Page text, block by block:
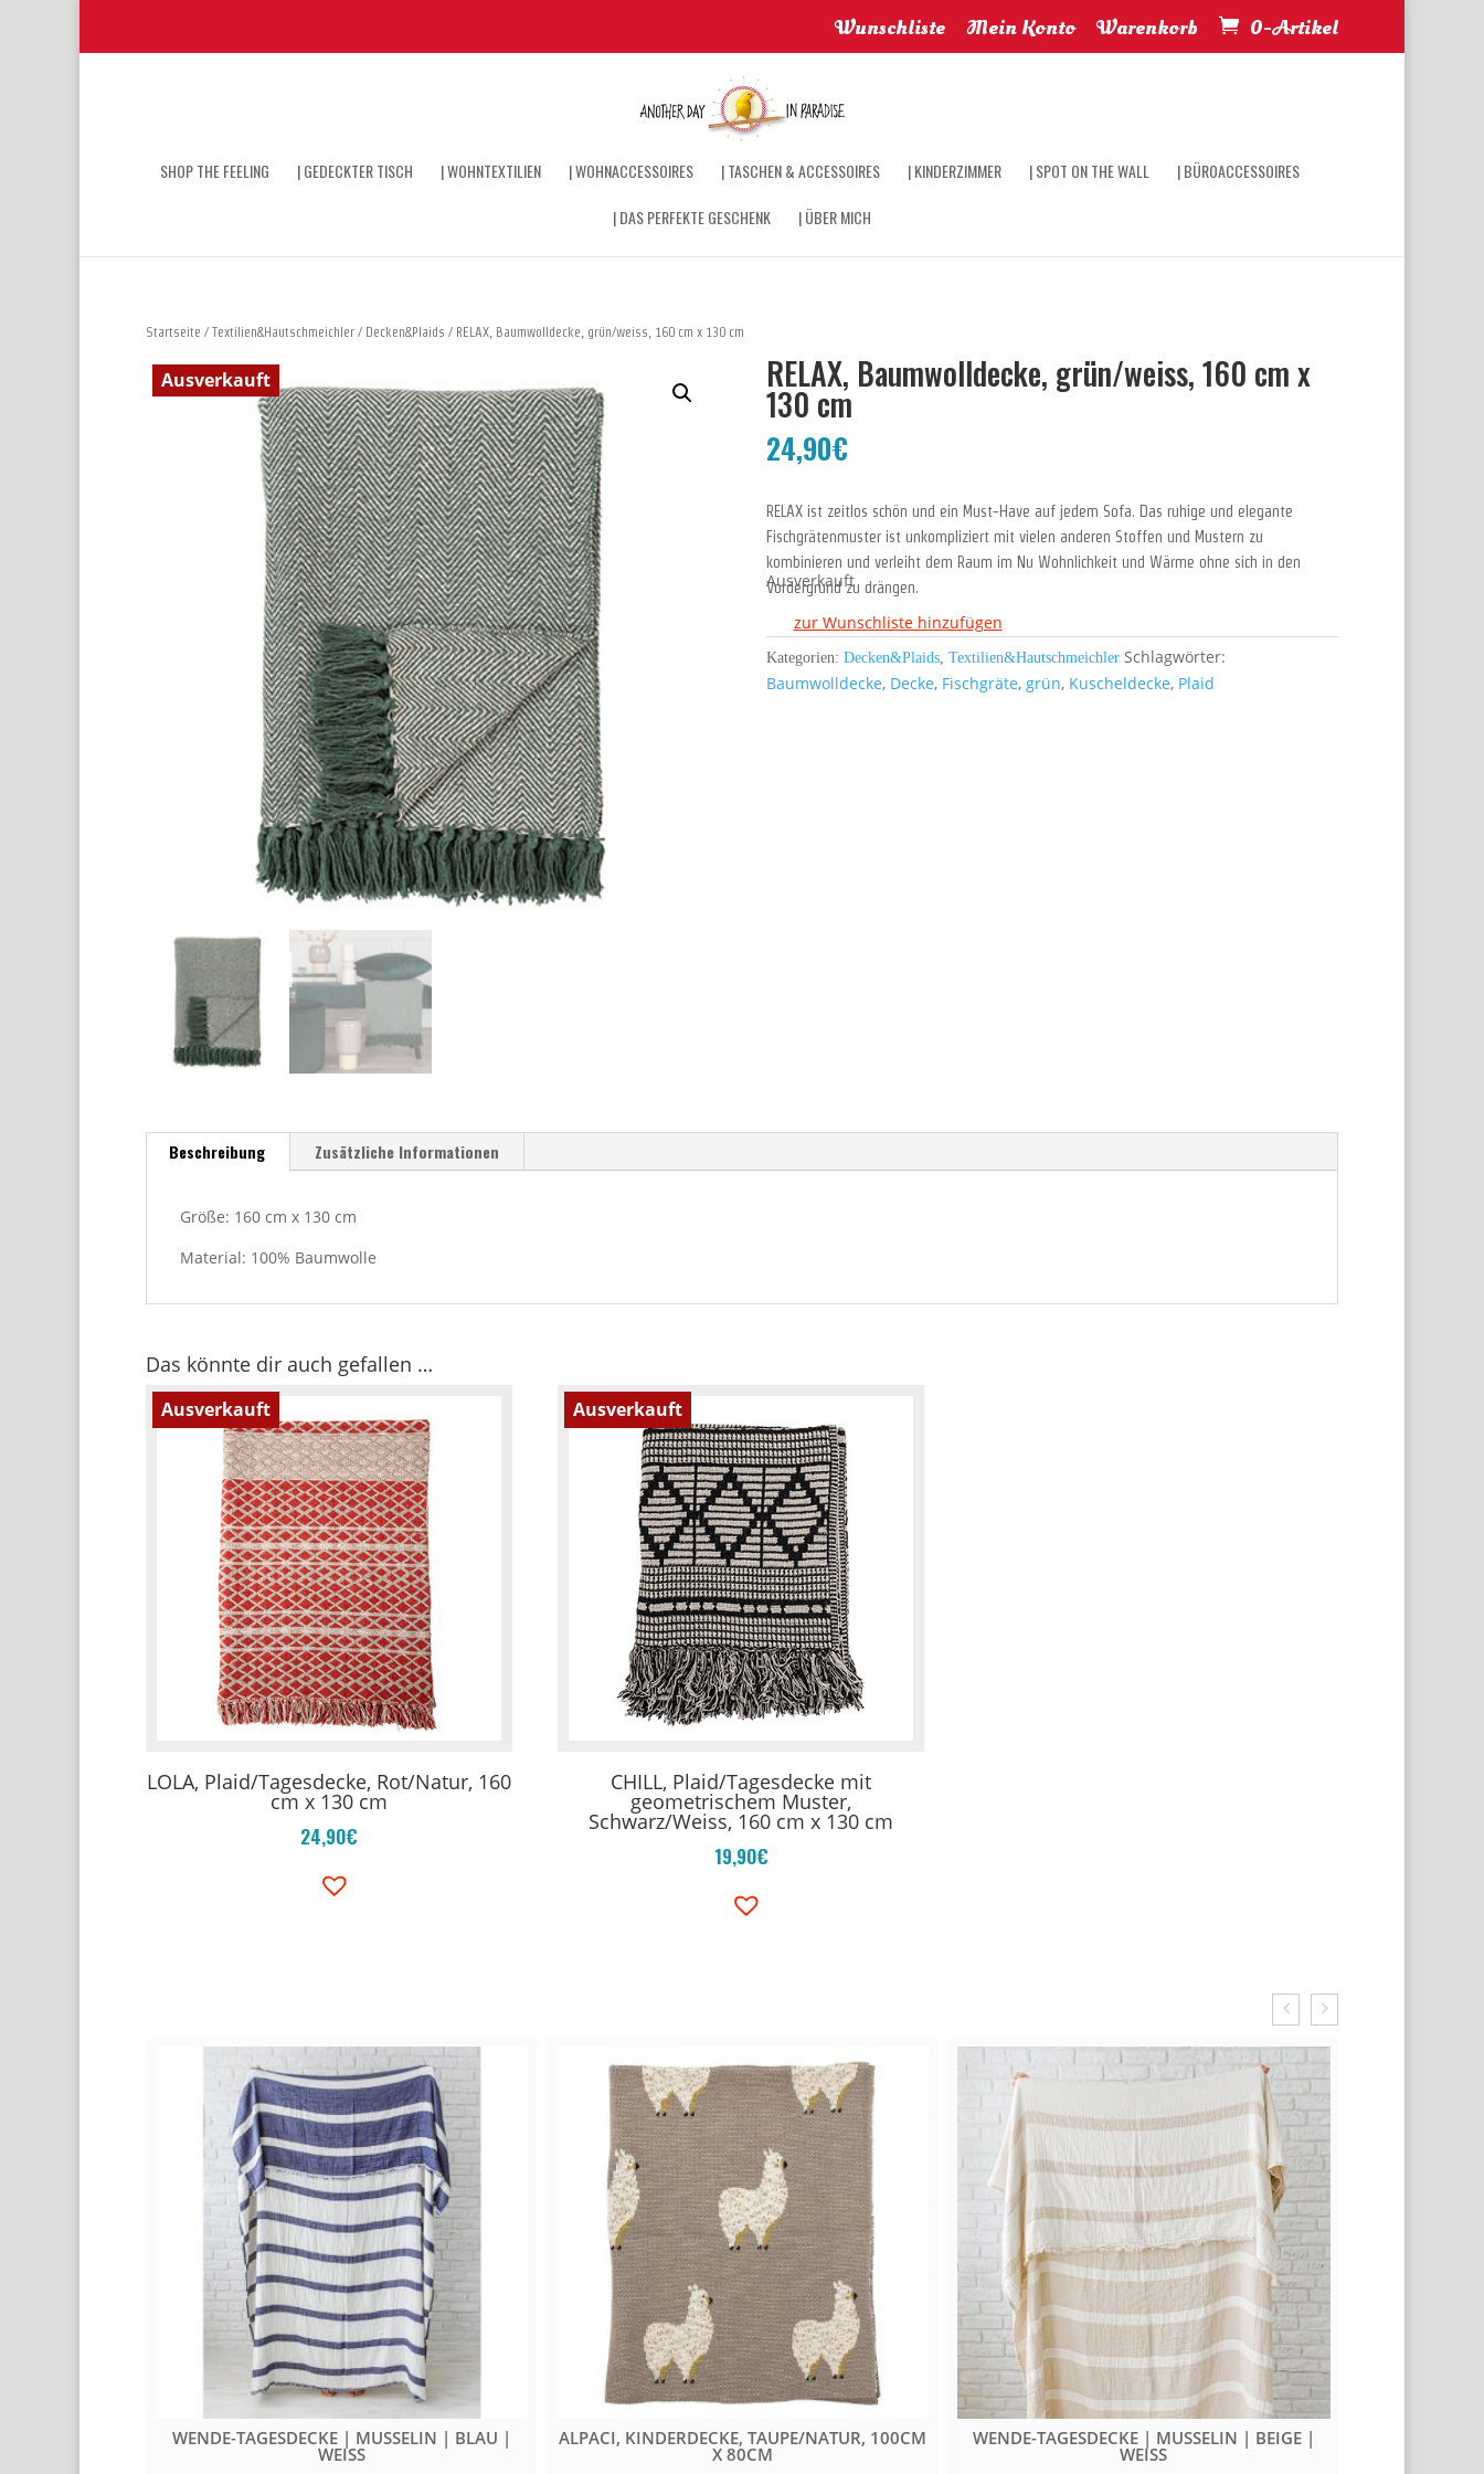
Wunschliste Mein Konto Warenkorb 0-Artikel
SHOP THE FEELING | GEDECKTER TISCH | WOHNTEXTILIEN | WOHNACCESSOIRES | TASCHEN & ACCESSOIRES | KINDERZIMMER | SPOT ON THE WALL
| BÜROACCESSOIRES
| DAS PERFEKTE GESCHENK
| ÜBER MICH
Startseite / Textilien&Hautschmeichler / Decken&Plaids / RELAX, Baumwolldecke, grün/weiss, 160 cm x 130 cm
Ausverkauft RELAX, Baumwolldecke, grün/weiss, 160 cm x
130 cm
24,90€
RELAX ist zeitlos schön und ein Must-Have auf jedem Sofa. Das ruhige und elegante
Fischgrätenmuster ist unkompliziert mit vielen anderen Stoffen und Mustern zu
kombinieren und verleiht dem Raum im Nu Wohnlichkeit und Wärme ohne sich in den
Vordergrund zu drängen.
Ausverkauft
zur Wunschliste hinzufügen
Kategorien: Decken&Plaids, Textilien&Hautschmeichler Schlagwörter:
Baumwolldecke, Decke, Fischgräte, grün, Kuscheldecke, Plaid
Beschreibung Zusätzliche Informationen
Größe: 160 cm x 130 cm
Material: 100% Baumwolle
Das könnte dir auch gefallen …
Ausverkauft
LOLA, Plaid/Tagesdecke, Rot/Natur, 160
cm x 130 cm
24,90€
Ausverkauft
CHILL, Plaid/Tagesdecke mit
geometrischem Muster,
Schwarz/Weiss, 160 cm x 130 cm
19,90€
WENDE-TAGESDECKE | MUSSELIN | BLAU |
WEISS
ALPACI, KINDERDECKE, TAUPE/NATUR, 100CM
X 80CM
WENDE-TAGESDECKE | MUSSELIN | BEIGE |
WEISS